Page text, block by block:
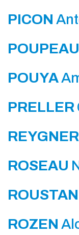
PICON
POUPEAU
POUYA
PRELLER
REYGNER
ROSEAU
ROUSTAN
ROZEN